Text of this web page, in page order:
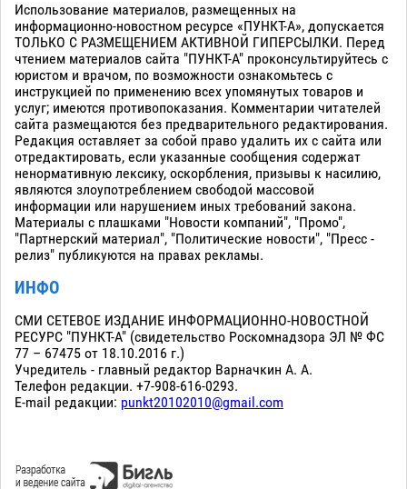
Использование материалов, размещенных на
информационно-новостном ресурсе «ПУНКТ-А», допускается
ТОЛЬКО С РАЗМЕЩЕНИЕМ АКТИВНОЙ ГИПЕРСЫЛКИ. Перед
чтением материалов сайта "ПУНКТ-А" проконсультируйтесь с
юристом и врачом, по возможности ознакомьтесь с
инструкцией по применению всех упомянутых товаров и
услуг; имеются противопоказания. Комментарии читателей
сайта размещаются без предварительного редактирования.
Редакция оставляет за собой право удалить их с сайта или
отредактировать, если указанные сообщения содержат
ненормативную лексику, оскорбления, призывы к насилию,
являются злоупотреблением свободой массовой
информации или нарушением иных требований закона.
Материалы с плашками "Новости компаний", "Промо",
"Партнерский материал", "Политические новости", "Пресс -
релиз" публикуются на правах рекламы.
ИНФО
СМИ СЕТЕВОЕ ИЗДАНИЕ ИНФОРМАЦИОННО-НОВОСТНОЙ
РЕСУРС "ПУНКТ-А" (свидетельство Роскомнадзора ЭЛ № ФС
77 – 67475 от 18.10.2016 г.)
Учредитель - главный редактор Варначкин А. А.
Телефон редакции. +7-908-616-0293.
E-mail редакции: punkt20102010@gmail.com